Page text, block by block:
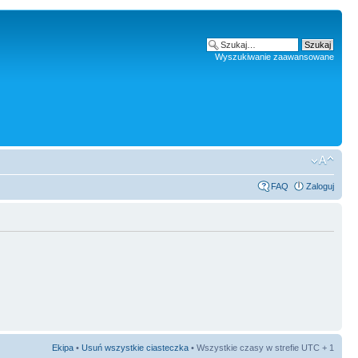
Wyszukiwanie zaawansowane
FAQ Zaloguj
Ekipa • Usuń wszystkie ciasteczka • Wszystkie czasy w strefie UTC + 1